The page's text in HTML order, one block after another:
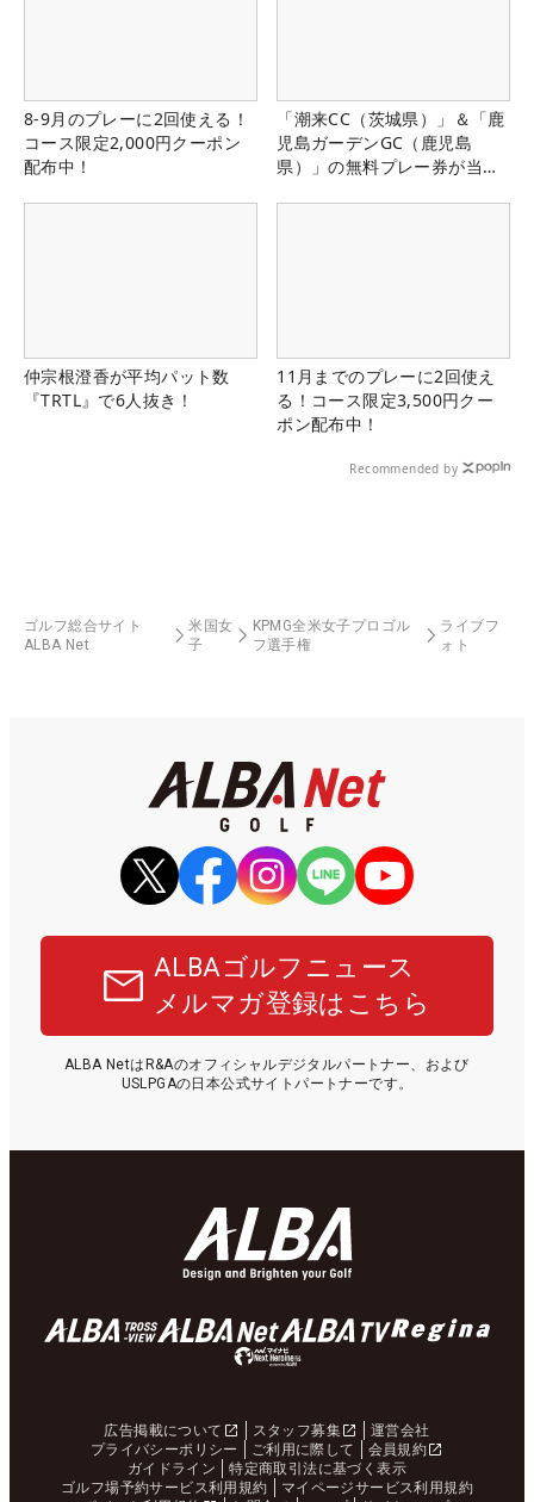
8-9月のプレーに2回使える！
コース限定2,000円クーポン
配布中！
「潮来CC（茨城県）」＆「鹿
児島ガーデンGC（鹿児島
県）」の無料プレー券が当た
仲宗根澄香が平均パット数
『TRTL』で6人抜き！
11月までのプレーに2回使え
る！コース限定3,500円クー
ポン配布中！
Recommended by
ゴルフ総合サイト
ALBA Net
米国女
子
KPMG全米女子プロゴル
フ選手権
ライブフ
ォト
ALBAゴルフニュース
メルマガ登録はこちら
ALBA NetはR&Aのオフィシャルデジタルパートナー、および
USLPGAの日本公式サイトパートナーです。
広告掲載について スタッフ募集
運営会社
プライバシーポリシー
ご利用に際して
会員規約
ガイドライン
特定商取引法に基づく表示
ゴルフ場予約サービス利用規約
マイページサービス利用規約